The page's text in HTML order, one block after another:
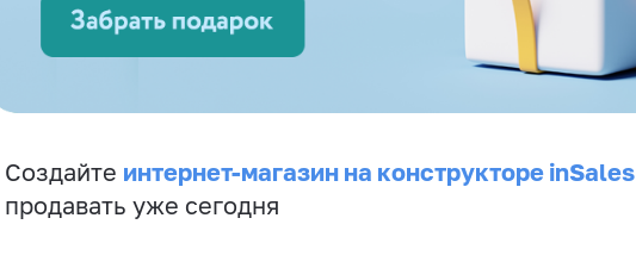
Создайте интернет-магазин на конструкторе inSales
продавать уже сегодня